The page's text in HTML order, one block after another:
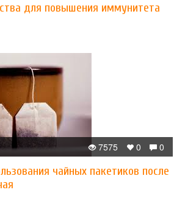
для повышения иммунитета
0
0
7575
чайных пакетиков после